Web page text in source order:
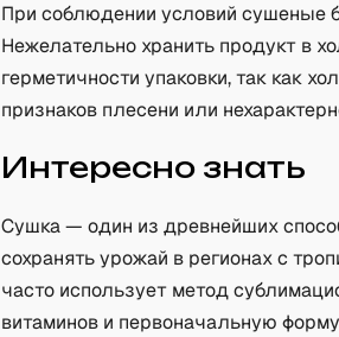
При соблюдении условий сушеные
Нежелательно хранить продукт в
герметичности упаковки, так как
признаков плесени или
Интересно знать
Сушка — один из древнейших
сохранять урожай в регионах с
часто использует метод
витаминов и первоначальную